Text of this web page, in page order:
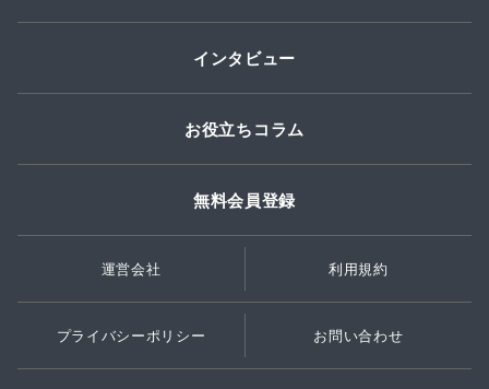
インタビュー
お役立ちコラム
無料会員登録
運営会社 利用規約
プライバシーポリシー お問い合わせ